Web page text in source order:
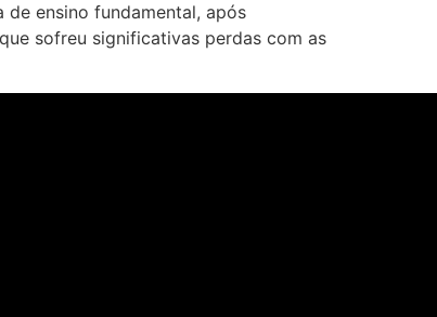
ensino fundamental, após
sofreu significativas perdas com as